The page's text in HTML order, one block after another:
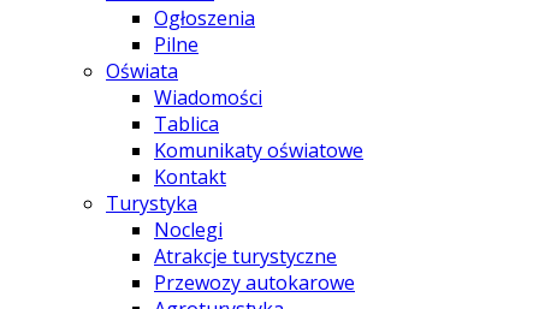
Ogłoszenia
Pilne
Oświata
Wiadomości
Tablica
Komunikaty oświatowe
Kontakt
Turystyka
Noclegi
Atrakcje turystyczne
Przewozy autokarowe